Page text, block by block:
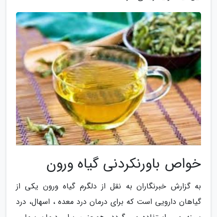
خواص باورنکردنی گیاه ورون
به گزارش خبرنگاران به نقل از دلگرم گیاه ورون یکی از
گیاهان دارویی است که برای درمان درد معده ، اسهال، درد